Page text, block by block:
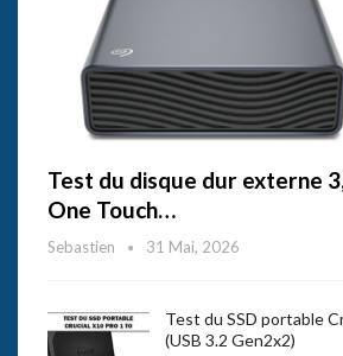
Test du disque dur externe
One Touch…
Sebastien 31 Mai, 2026
Test du SSD portable
(USB 3.2 Gen2x2)